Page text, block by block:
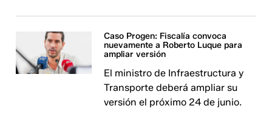
Caso Progen: Fiscalía convoca
nuevamente a Roberto Luque para
ampliar versión
El ministro de Infraestructura y
Transporte deberá ampliar su
versión el próximo 24 de junio.